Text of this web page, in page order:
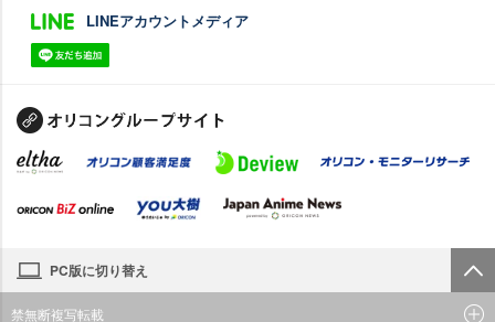
LINEアカウントメディア
PC版に切り替え
禁無断複写転載